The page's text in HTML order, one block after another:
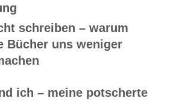
schreiben – warum
Bücher uns weniger
ich – meine potscherte